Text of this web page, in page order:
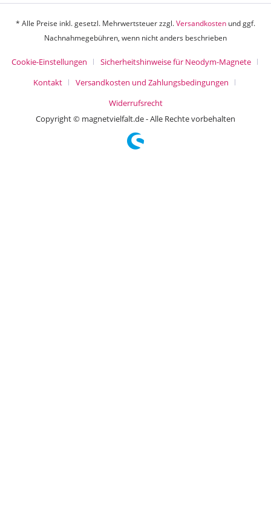
* Alle Preise inkl. gesetzl. Mehrwertsteuer zzgl.Versandkosten und ggf.
Nachnahmegebühren, wenn nicht anders beschrieben
Cookie-Einstellungen
Sicherheitshinweise für Neodym-Magnete
Kontakt
Versandkosten und Zahlungsbedingungen
Widerrufsrecht
Copyright © magnetvielfalt.de - Alle Rechte vorbehalten